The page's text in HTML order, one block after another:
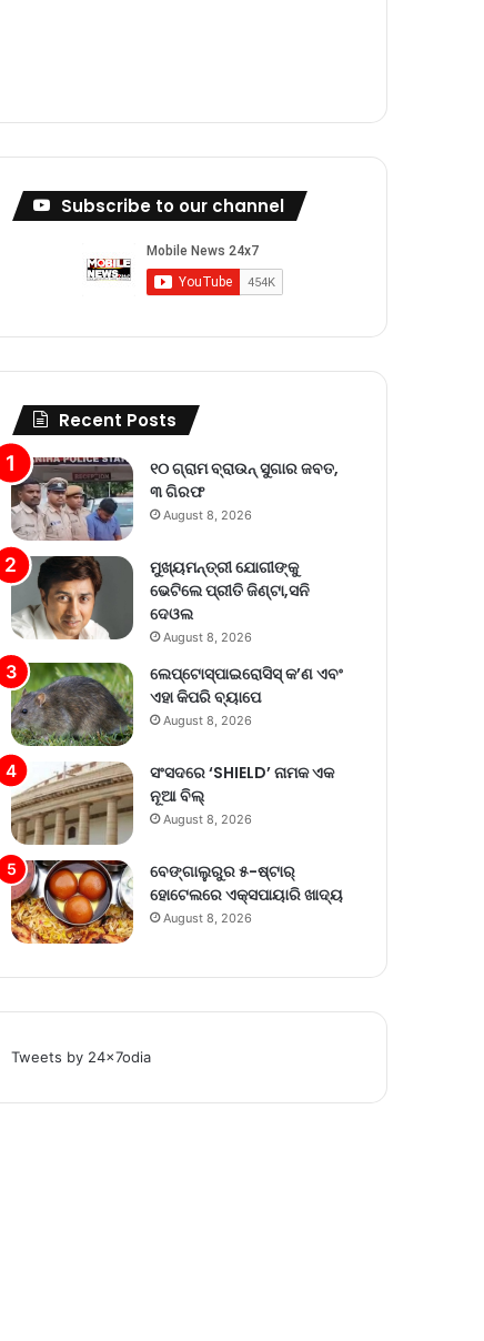
Subscribe to our channel
Recent Posts
୧୦ ଗ୍ରାମ ବ୍ରାଉନ୍ ସୁଗାର ଜବତ,
୩ ଗିରଫ
August 8, 2026
ମୁଖ୍ୟମନ୍ତ୍ରୀ ଯୋଗୀଙ୍କୁ
ଭେଟିଲେ ପ୍ରୀତି ଜିଣ୍ଟା,ସନି
ଦେଓଲ
August 8, 2026
ଲେପ୍ଟୋସ୍ପାଇରୋସିସ୍ କ’ଣ ଏବଂ
ଏହା କିପରି ବ୍ୟାପେ
August 8, 2026
ସଂସଦରେ ‘SHIELD’ ନାମକ ଏକ
ନୂଆ ବିଲ୍
August 8, 2026
ବେଙ୍ଗାଲୁରୁର ୫-ଷ୍ଟାର୍
ହୋଟେଲରେ ଏକ୍ସପାୟାରି ଖାଦ୍ୟ
August 8, 2026
Tweets by 24x7odia